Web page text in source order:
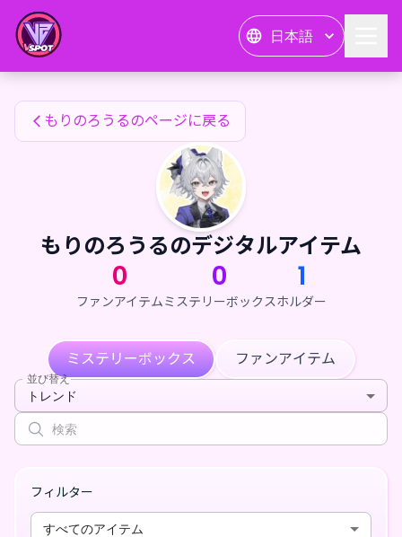
日本語
もりのろうるのファンアイテム
もりのろうるのページに戻る
もりのろうるのデジタルアイテム
0
ファンアイテム
0
ミステリーボックス
1
ホルダー
ミステリーボックス ファンアイテム
並び替え
トレンド
フィルター
すべてのアイテム
もりのろうるのファンアイテム — 24karat